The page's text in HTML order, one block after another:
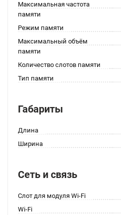
Максимальная частота
памяти
Режим памяти
Максимальный объём
памяти
Количество слотов памяти
Тип памяти
Габариты
Длина
Ширина
Сеть и связь
Слот для модуля Wi-Fi
Wi-Fi